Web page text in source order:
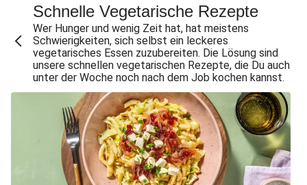
Chana Masala mit Kichererbsen und Babyspinat
Scharfe Linsensuppe mit Bio-Feta und veganen
Filetstücken
Scharfe Marokkanische Linsensuppe mit Bio-Feta
Vegane Beyond Meat Frikadelle mit Zwiebelsoße
Spätzle in Camembert-Creme-Soße
Schnelle Vegetarische Rezepte
Wer Hunger und wenig Zeit hat, hat meistens
Schwierigkeiten, sich selbst ein leckeres
vegetarisches Essen zuzubereiten. Die Lösung sind
unsere schnellen vegetarischen Rezepte, die Du auch
unter der Woche noch nach dem Job kochen kannst.